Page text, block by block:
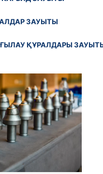
ЗАУЫТЫ
ҚҰРАЛДАРЫ